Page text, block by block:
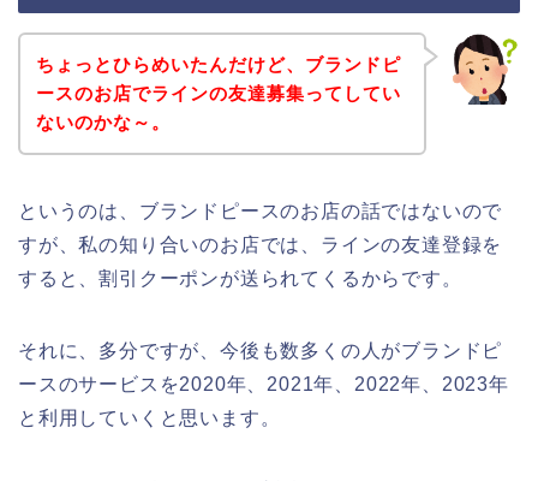
ちょっとひらめいたんだけど、ブランドピ
ースのお店でラインの友達募集ってしてい
ないのかな～。
というのは、ブランドピースのお店の話ではないので
すが、私の知り合いのお店では、ラインの友達登録を
すると、割引クーポンが送られてくるからです。
それに、多分ですが、今後も数多くの人がブランドピ
ースのサービスを2020年、2021年、2022年、2023年
と利用していくと思います。